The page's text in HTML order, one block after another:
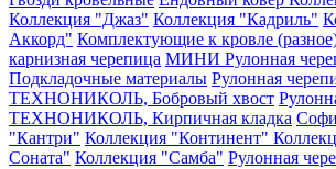
Коллекция "Джаз" Коллекция "Кадриль"
Аккорд" Комплектующие к кровле
карнизная черепица МИНИ Рулонная
Подкладочные материалы Рулонная
ТЕХНОНИКОЛЬ, Бобровый хвост
ТЕХНОНИКОЛЬ, Кирпичная кладка
"Кантри" Коллекция "Континент"
Соната" Коллекция "Самба" Рулонная